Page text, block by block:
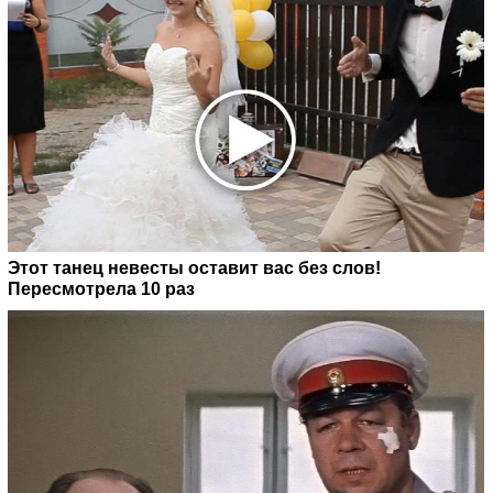
Этот танец невесты оставит вас без слов!
Пересмотрела 10 раз